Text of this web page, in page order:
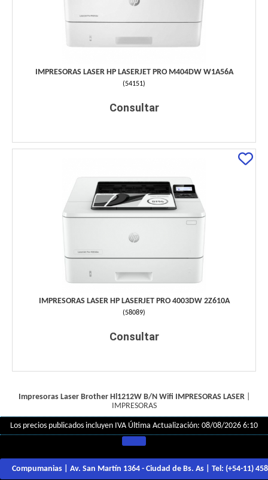
IMPRESORAS LASER HP LASERJET PRO M404DW W1A56A
(54151)
Consultar
IMPRESORAS LASER HP LASERJET PRO 4003DW 2Z610A
(58089)
Consultar
Impresoras Laser Brother Hl1212W B/N Wifi IMPRESORAS LASER|
IMPRESORAS
Los precios publicados incluyen IVA Última Actualización: 08/08/2026 6:10
Compumanias | Av. San Martín 1364 - Ciudad de Bs. As | Tel: (+54-11)